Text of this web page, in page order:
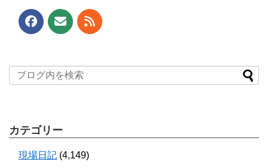
カテゴリー
現場日記 (4,149)